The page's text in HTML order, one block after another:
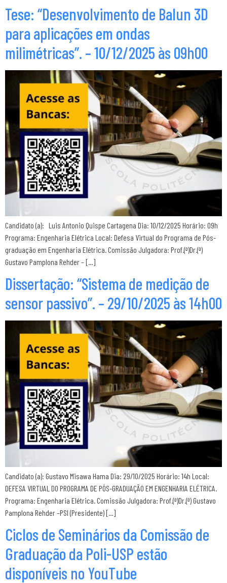
Tese: “Desenvolvimento de Balun 3D
para aplicações em ondas
milimétricas”. – 10/12/2025 às 09h00
Candidato (a): Luis Antonio Quispe Cartagena Dia: 10/12/2025 Horário: 09h
Programa: Engenharia Elétrica Local: Defesa Virtual do Programa de Pós-
graduação em Engenharia Elétrica. Comissão Julgadora: Prof.(ª)Dr.(ª)
Gustavo Pamplona Rehder – […]
Dissertação: “Sistema de medição de
sensor passivo”. – 29/10/2025 às 14h00
Candidato (a): Gustavo Misawa Hama Dia: 29/10/2025 Horário: 14h Local:
DEFESA VIRTUAL DO PROGRAMA DE PÓS-GRADUAÇÃO EM ENGENHARIA ELÉTRICA.
Programa: Engenharia Elétrica. Comissão Julgadora: Prof.(ª)Dr.(ª) Gustavo
Pamplona Rehder –PSI (Presidente) […]
Ciclos de Seminários da Comissão de
Graduação da Poli-USP estão
disponíveis no YouTube